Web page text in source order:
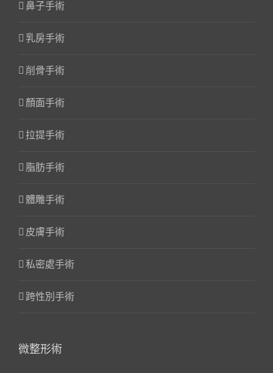
鼻子手術
乳房手術
削骨手術
顏面手術
拉提手術
脂肪手術
體雕手術
皮膚手術
私密處手術
跨性別手術
微整形術